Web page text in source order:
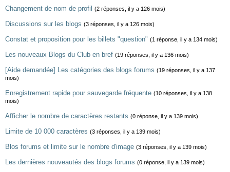
Changement de nom de profil (2 réponses, il y a 126 mois)
Discussions sur les blogs (3 réponses, il y a 126 mois)
Constat et proposition pour les billets "question" (1 réponse, il y a 134 mois)
Les nouveaux Blogs du Club en bref (19 réponses, il y a 136 mois)
[Aide demandée] Les catégories des blogs forums (19 réponses, il y a 137
mois)
Enregistrement rapide pour sauvegarde fréquente (10 réponses, il y a 138
mois)
Afficher le nombre de caractères restants (0 réponse, il y a 139 mois)
Limite de 10 000 caractères (3 réponses, il y a 139 mois)
Blos forums et limite sur le nombre d'image (3 réponses, il y a 139 mois)
Les dernières nouveautés des blogs forums (0 réponse, il y a 139 mois)